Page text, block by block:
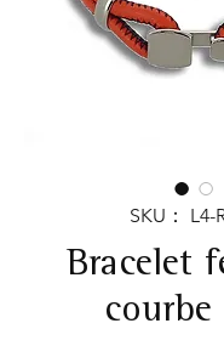
SKU： L4-
Bracelet